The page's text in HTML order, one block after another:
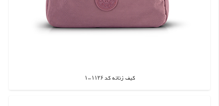
کیف زنانه کد ۱۱۲۶-۱
اطلاعات بیشتر